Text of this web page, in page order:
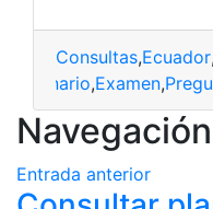
Consultas,Ecuador,
,Examen,
Entrada anterior